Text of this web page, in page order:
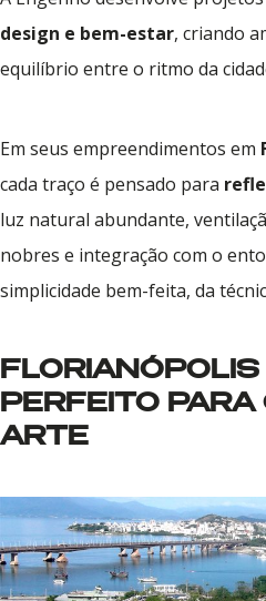
design e bem-estar, criando
equilíbrio entre o ritmo da
Em seus empreendimentos em
cada traço é pensado para
luz natural abundante,
nobres e integração com o
simplicidade bem-feita, da
PERFEITO PARA
ARTE